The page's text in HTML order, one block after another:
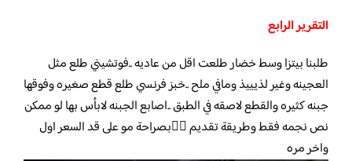
التقرير الرابع
طلبنا بيتزا وسط خضار طلعت اقل من عاديه ..فوتشيني طلع مثل
العجينه وغير لذيييذ ومافي ملح ..خبز فرنسي طلع قطع صغيره وفوقها
جبنه كثيره والقطع لاصقه في الطبق ..اصابع الجبنه لابأس بها لو ممكن
نص نجمه فقط وطريقة تقديم 👎🏼بصراحة مو على قد السعر اول
واخر مره